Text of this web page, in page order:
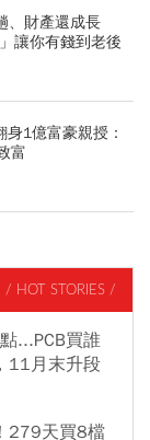
、財產還成長
讓你有錢到老後
1億富豪親授：
富
/ HOT STORIES /
...PCB買誰
11月末升段
279天買8檔